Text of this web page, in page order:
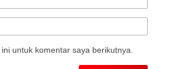
untuk komentar saya berikutnya.